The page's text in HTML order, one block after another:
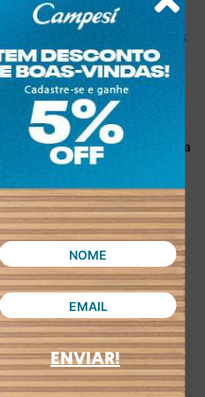
ENVIAR!
minimalista
deste tênis
de vida ativo e cheio de
material sintético e tecido
tecido meia na região do
, ele oferece durabilidade e
kg , garantindo que os pés
todo o dia. A
palmilha
superior
Pink Cats Infantil Jogging
cada passo, enquanto
a diversas ocasiões.